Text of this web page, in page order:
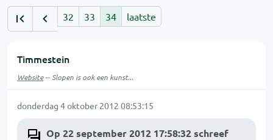
32 33 34 laatste
Timmestein
Website-- Slopen is ook een kunst...
donderdag 4 oktober 2012 08:53:15
Op 22 september 2012 17:58:32 schreef